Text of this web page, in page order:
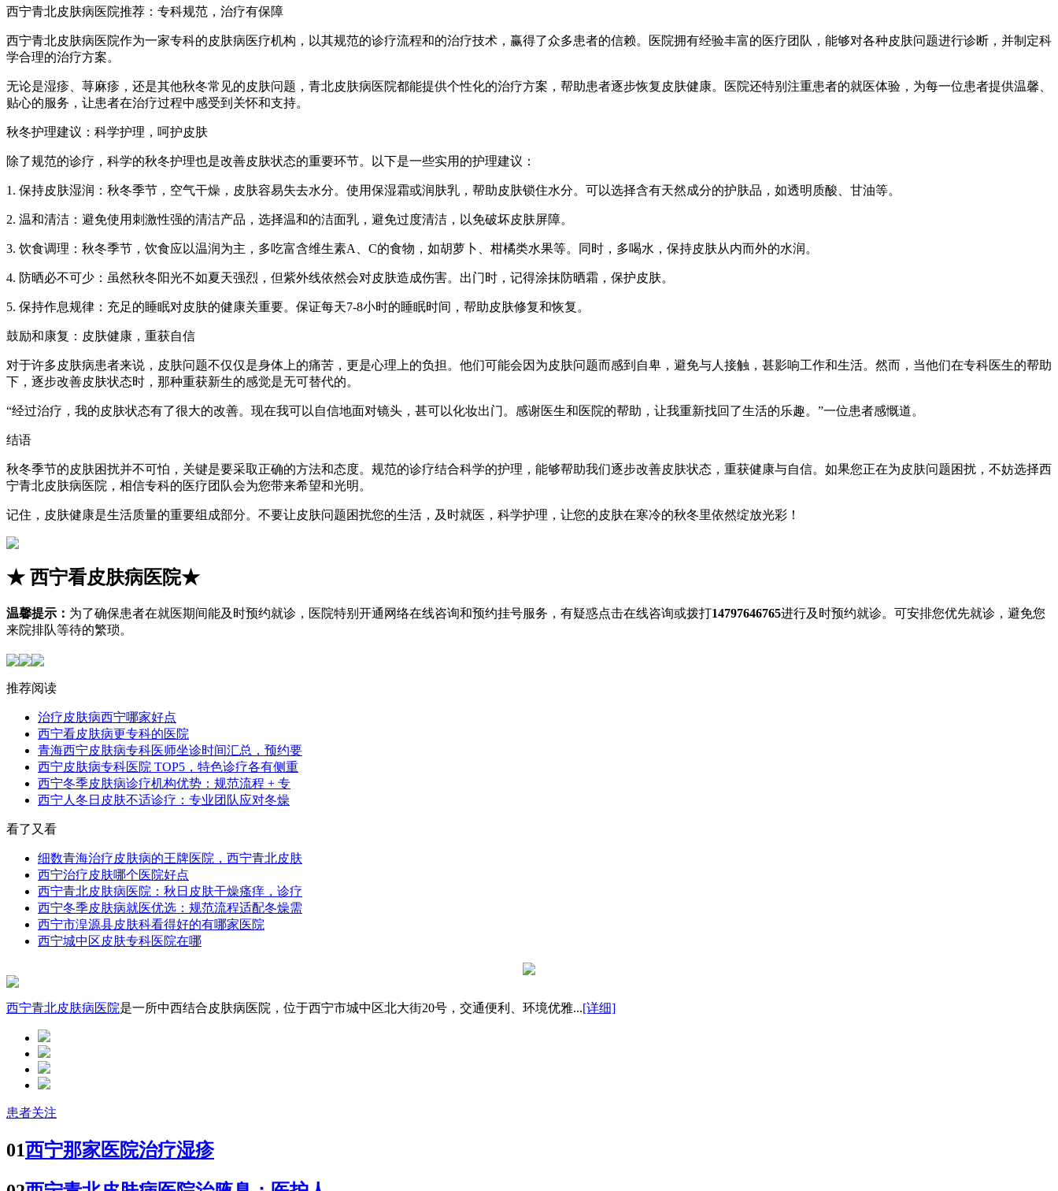
西宁青北皮肤病医院推荐：专科规范，治疗有保障
西宁青北皮肤病医院作为一家专科的皮肤病医疗机构，以其规范的诊疗流程和的治疗技术，赢得了众多患者的信赖。医院拥有经验丰富的医疗团队，能够对各种皮肤问题进行诊断，并制定科
学合理的治疗方案。
无论是湿疹、荨麻疹，还是其他秋冬常见的皮肤问题，青北皮肤病医院都能提供个性化的治疗方案，帮助患者逐步恢复皮肤健康。医院还特别注重患者的就医体验，为每一位患者提供温馨、
贴心的服务，让患者在治疗过程中感受到关怀和支持。
秋冬护理建议：科学护理，呵护皮肤
除了规范的诊疗，科学的秋冬护理也是改善皮肤状态的重要环节。以下是一些实用的护理建议：
1. 保持皮肤湿润：秋冬季节，空气干燥，皮肤容易失去水分。使用保湿霜或润肤乳，帮助皮肤锁住水分。可以选择含有天然成分的护肤品，如透明质酸、甘油等。
2. 温和清洁：避免使用刺激性强的清洁产品，选择温和的洁面乳，避免过度清洁，以免破坏皮肤屏障。
3. 饮食调理：秋冬季节，饮食应以温润为主，多吃富含维生素A、C的食物，如胡萝卜、柑橘类水果等。同时，多喝水，保持皮肤从内而外的水润。
4. 防晒必不可少：虽然秋冬阳光不如夏天强烈，但紫外线依然会对皮肤造成伤害。出门时，记得涂抹防晒霜，保护皮肤。
5. 保持作息规律：充足的睡眠对皮肤的健康关重要。保证每天7-8小时的睡眠时间，帮助皮肤修复和恢复。
鼓励和康复：皮肤健康，重获自信
对于许多皮肤病患者来说，皮肤问题不仅仅是身体上的痛苦，更是心理上的负担。他们可能会因为皮肤问题而感到自卑，避免与人接触，甚影响工作和生活。然而，当他们在专科医生的帮助
下，逐步改善皮肤状态时，那种重获新生的感觉是无可替代的。
“经过治疗，我的皮肤状态有了很大的改善。现在我可以自信地面对镜头，甚可以化妆出门。感谢医生和医院的帮助，让我重新找回了生活的乐趣。”一位患者感慨道。
结语
秋冬季节的皮肤困扰并不可怕，关键是要采取正确的方法和态度。规范的诊疗结合科学的护理，能够帮助我们逐步改善皮肤状态，重获健康与自信。如果您正在为皮肤问题困扰，不妨选择西
宁青北皮肤病医院，相信专科的医疗团队会为您带来希望和光明。
记住，皮肤健康是生活质量的重要组成部分。不要让皮肤问题困扰您的生活，及时就医，科学护理，让您的皮肤在寒冷的秋冬里依然绽放光彩！
★西宁看皮肤病医院★
温馨提示： 为了确保患者在就医期间能及时预约就诊，医院特别开通网络在线咨询和预约挂号服务，有疑惑点击在线咨询或拨打14797646765进行及时预约就诊。可安排您优先就诊，避免您
来院排队等待的繁琐。
推荐阅读
治疗皮肤病西宁哪家好点
西宁看皮肤病更专科的医院
青海西宁皮肤病专科医师坐诊时间汇总，预约要
西宁皮肤病专科医院 TOP5，特色诊疗各有侧重
西宁冬季皮肤病诊疗机构优势：规范流程 + 专
西宁人冬日皮肤不适诊疗：专业团队应对冬燥
看了又看
细数青海治疗皮肤病的王牌医院，西宁青北皮肤
西宁治疗皮肤哪个医院好点
西宁青北皮肤病医院：秋日皮肤干燥瘙痒，诊疗
西宁冬季皮肤病就医优选：规范流程适配冬燥需
西宁市湟源县皮肤科看得好的有哪家医院
西宁城中区皮肤专科医院在哪
西宁青北皮肤病医院是一所中西结合皮肤病医院，位于西宁市城中区北大街20号，交通便利、环境优雅...[详细]
患者关注
01西宁那家医院治疗湿疹